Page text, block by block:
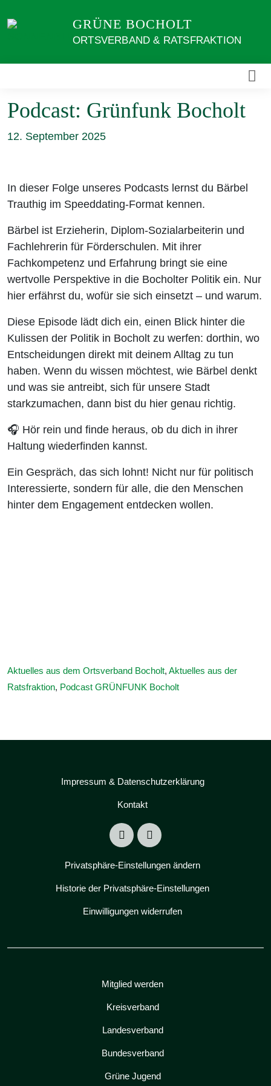
zum
GRÜNE BOCHOLT
ORTSVERBAND & RATSFRAKTION
Podcast: Grünfunk Bocholt
12. September 2025
In dieser Folge unseres Podcasts lernst du Bärbel
Trauthig im Speeddating-Format kennen.
Bärbel ist Erzieherin, Diplom-Sozialarbeiterin und
Fachlehrerin für Förderschulen. Mit ihrer
Fachkompetenz und Erfahrung bringt sie eine
wertvolle Perspektive in die Bocholter Politik ein. Nur
hier erfährst du, wofür sie sich einsetzt – und warum.
Diese Episode lädt dich ein, einen Blick hinter die
Kulissen der Politik in Bocholt zu werfen: dorthin, wo
Entscheidungen direkt mit deinem Alltag zu tun
haben. Wenn du wissen möchtest, wie Bärbel denkt
und was sie antreibt, sich für unsere Stadt
starkzumachen, dann bist du hier genau richtig.
🎧 Hör rein und finde heraus, ob du dich in ihrer
Haltung wiederfinden kannst.
Ein Gespräch, das sich lohnt! Nicht nur für politisch
Interessierte, sondern für alle, die den Menschen
hinter dem Engagement entdecken wollen.
Aktuelles aus dem Ortsverband Bocholt, Aktuelles aus der
Ratsfraktion, Podcast GRÜNFUNK Bocholt
Impressum & Datenschutzerklärung
Kontakt
Privatsphäre-Einstellungen ändern
Historie der Privatsphäre-Einstellungen
Einwilligungen widerrufen
Mitglied werden
Kreisverband
Landesverband
Bundesverband
Grüne Jugend